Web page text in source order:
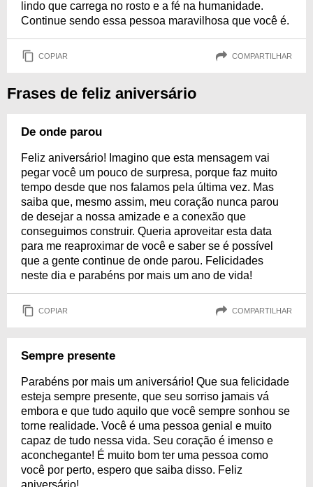
lindo que carrega no rosto e a fé na humanidade.
Continue sendo essa pessoa maravilhosa que você é.
COPIAR COMPARTILHAR
Frases de feliz aniversário
De onde parou
Feliz aniversário! Imagino que esta mensagem vai
pegar você um pouco de surpresa, porque faz muito
tempo desde que nos falamos pela última vez. Mas
saiba que, mesmo assim, meu coração nunca parou
de desejar a nossa amizade e a conexão que
conseguimos construir. Queria aproveitar esta data
para me reaproximar de você e saber se é possível
que a gente continue de onde parou. Felicidades
neste dia e parabéns por mais um ano de vida!
COPIAR COMPARTILHAR
Sempre presente
Parabéns por mais um aniversário! Que sua felicidade
esteja sempre presente, que seu sorriso jamais vá
embora e que tudo aquilo que você sempre sonhou se
torne realidade. Você é uma pessoa genial e muito
capaz de tudo nessa vida. Seu coração é imenso e
aconchegante! É muito bom ter uma pessoa como
você por perto, espero que saiba disso. Feliz
aniversário!